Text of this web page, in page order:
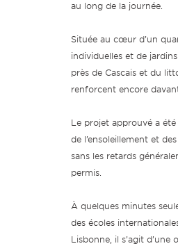
au long de la journée.
Située au cœur d’un
individuelles et de
près de Cascais et du
renforcent encore
Le projet approuvé a
de l’ensoleillement et
sans les retards
permis.
À quelques minutes
des écoles
Lisbonne, il s’agit